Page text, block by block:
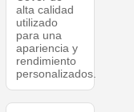
alta calidad
utilizado
para una
apariencia y
rendimiento
personalizados.